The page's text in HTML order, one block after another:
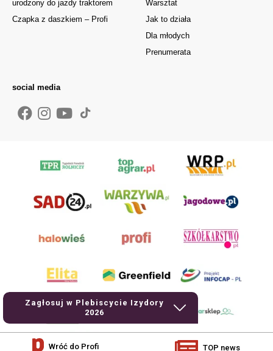
Zagłosuj w Plebiscycie Izydory
2026
Warsztat
Jak to działa
Dla młodych
Prenumerata
urodzony do jazdy traktorem
Czapka z daszkiem – Profi
social media
Wróć do Profi TOP news